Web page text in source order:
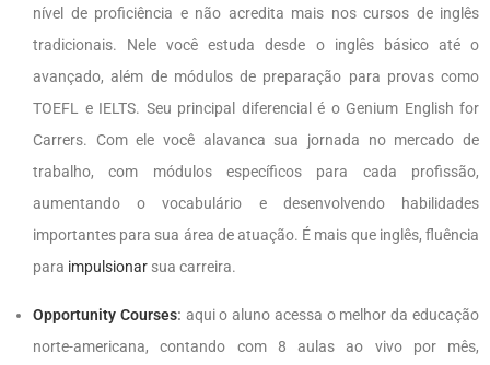
nível de proficiência e não acredita mais nos cursos de inglês
tradicionais. Nele você estuda desde o inglês básico até o
avançado, além de módulos de preparação para provas como
TOEFL e IELTS. Seu principal diferencial é o Genium English for
Carrers. Com ele você alavanca sua jornada no mercado de
trabalho, com módulos específicos para cada profissão,
aumentando o vocabulário e desenvolvendo habilidades
importantes para sua área de atuação. É mais que inglês, fluência
para impulsionar sua carreira.
Opportunity Courses: aqui o aluno acessa o melhor da educação
norte-americana, contando com 8 aulas ao vivo por mês,